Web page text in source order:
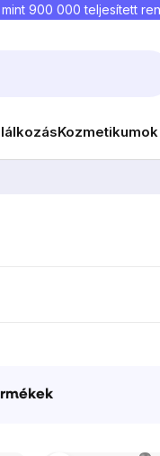
900 000 teljesített